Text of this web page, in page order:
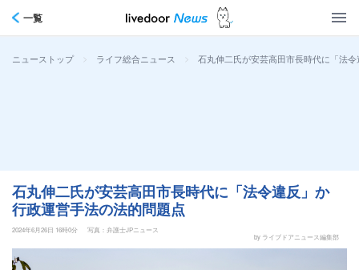
一覧
ニューストップ > ライフ総合ニュース > 石丸伸二氏が安芸高田市長時代に「法
石丸伸二氏が安芸高田市長時代に「法令違反」か
行政運営手法の法的問題点
2024年6月26日 16時0分
写真：弁護士JPニュース
by ライブドアニュース編集部